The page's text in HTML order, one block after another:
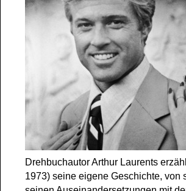
Drehbuchautor Arthur Laurents
1973) seine eigene Geschichte, von